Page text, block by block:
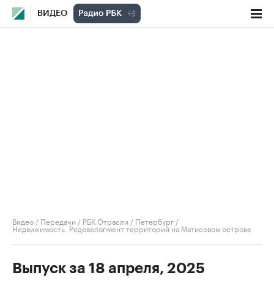
ВИДЕО
Видео / Передачи / РБК Отрасли / Петербург /
Недвижимость. Редевелопмент территорий на Матисовом острове
Выпуск за 18 апреля, 2025